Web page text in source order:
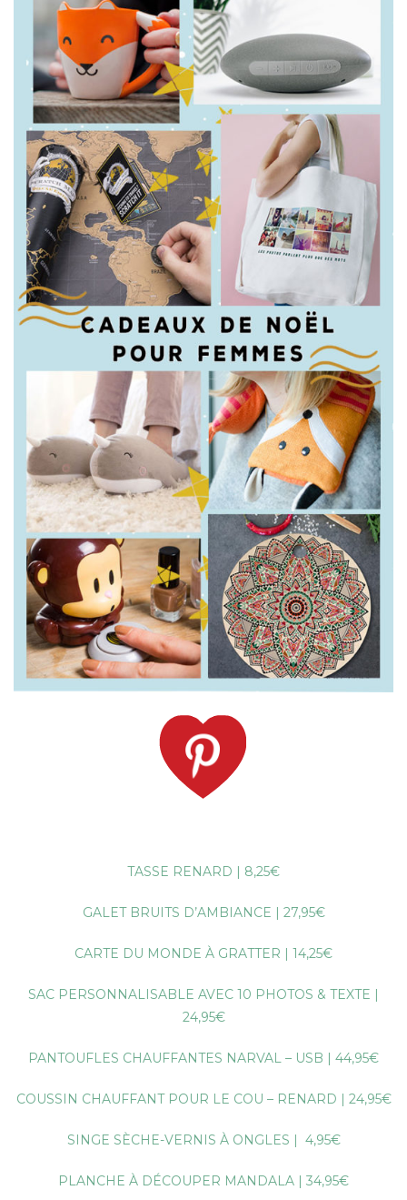
TASSE RENARD | 8,25€
GALET BRUITS D’AMBIANCE | 27,95€
CARTE DU MONDE À GRATTER | 14,25€
SAC PERSONNALISABLE AVEC 10 PHOTOS & TEXTE |
24,95€
PANTOUFLES CHAUFFANTES NARVAL – USB | 44,95€
COUSSIN CHAUFFANT POUR LE COU – RENARD | 24,95€
SINGE SÈCHE-VERNIS À ONGLES | 4,95€
PLANCHE À DÉCOUPER MANDALA | 34,95€